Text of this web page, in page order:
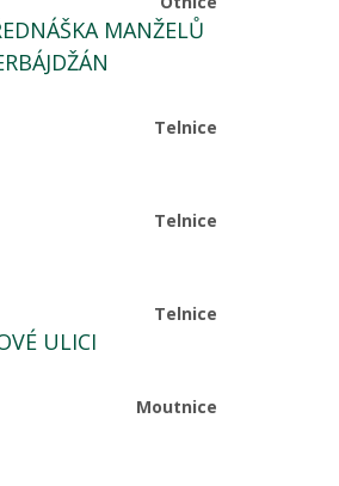
MANŽELŮ
Telnice
Telnice
Telnice
ULICI
Moutnice